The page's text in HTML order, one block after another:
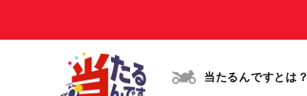
当たるんですとは？